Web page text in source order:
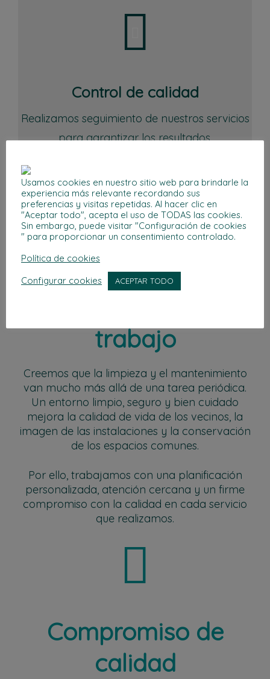
Control de calidad
Realizamos seguimiento de nuestros servicios
para garantizar los resultados.
trabajo
Creemos que la limpieza y el mantenimiento
van mucho más allá de una tarea periódica.
Un entorno limpio, seguro y bien cuidado
mejora la calidad de vida de los vecinos, la
imagen de las instalaciones y la conservación
de los espacios comunes.
Por ello, trabajamos con una planificación
personalizada, atención cercana y un firme
compromiso con la calidad en cada servicio
que realizamos.
Compromiso de
calidad
Usamos cookies en nuestro sitio web para brindarle la
experiencia más relevante recordando sus
preferencias y visitas repetidas. Al hacer clic en
"Aceptar todo", acepta el uso de TODAS las cookies.
Sin embargo, puede visitar "Configuración de cookies
" para proporcionar un consentimiento controlado.
Política de cookies
Configurar cookies
ACEPTAR TODO